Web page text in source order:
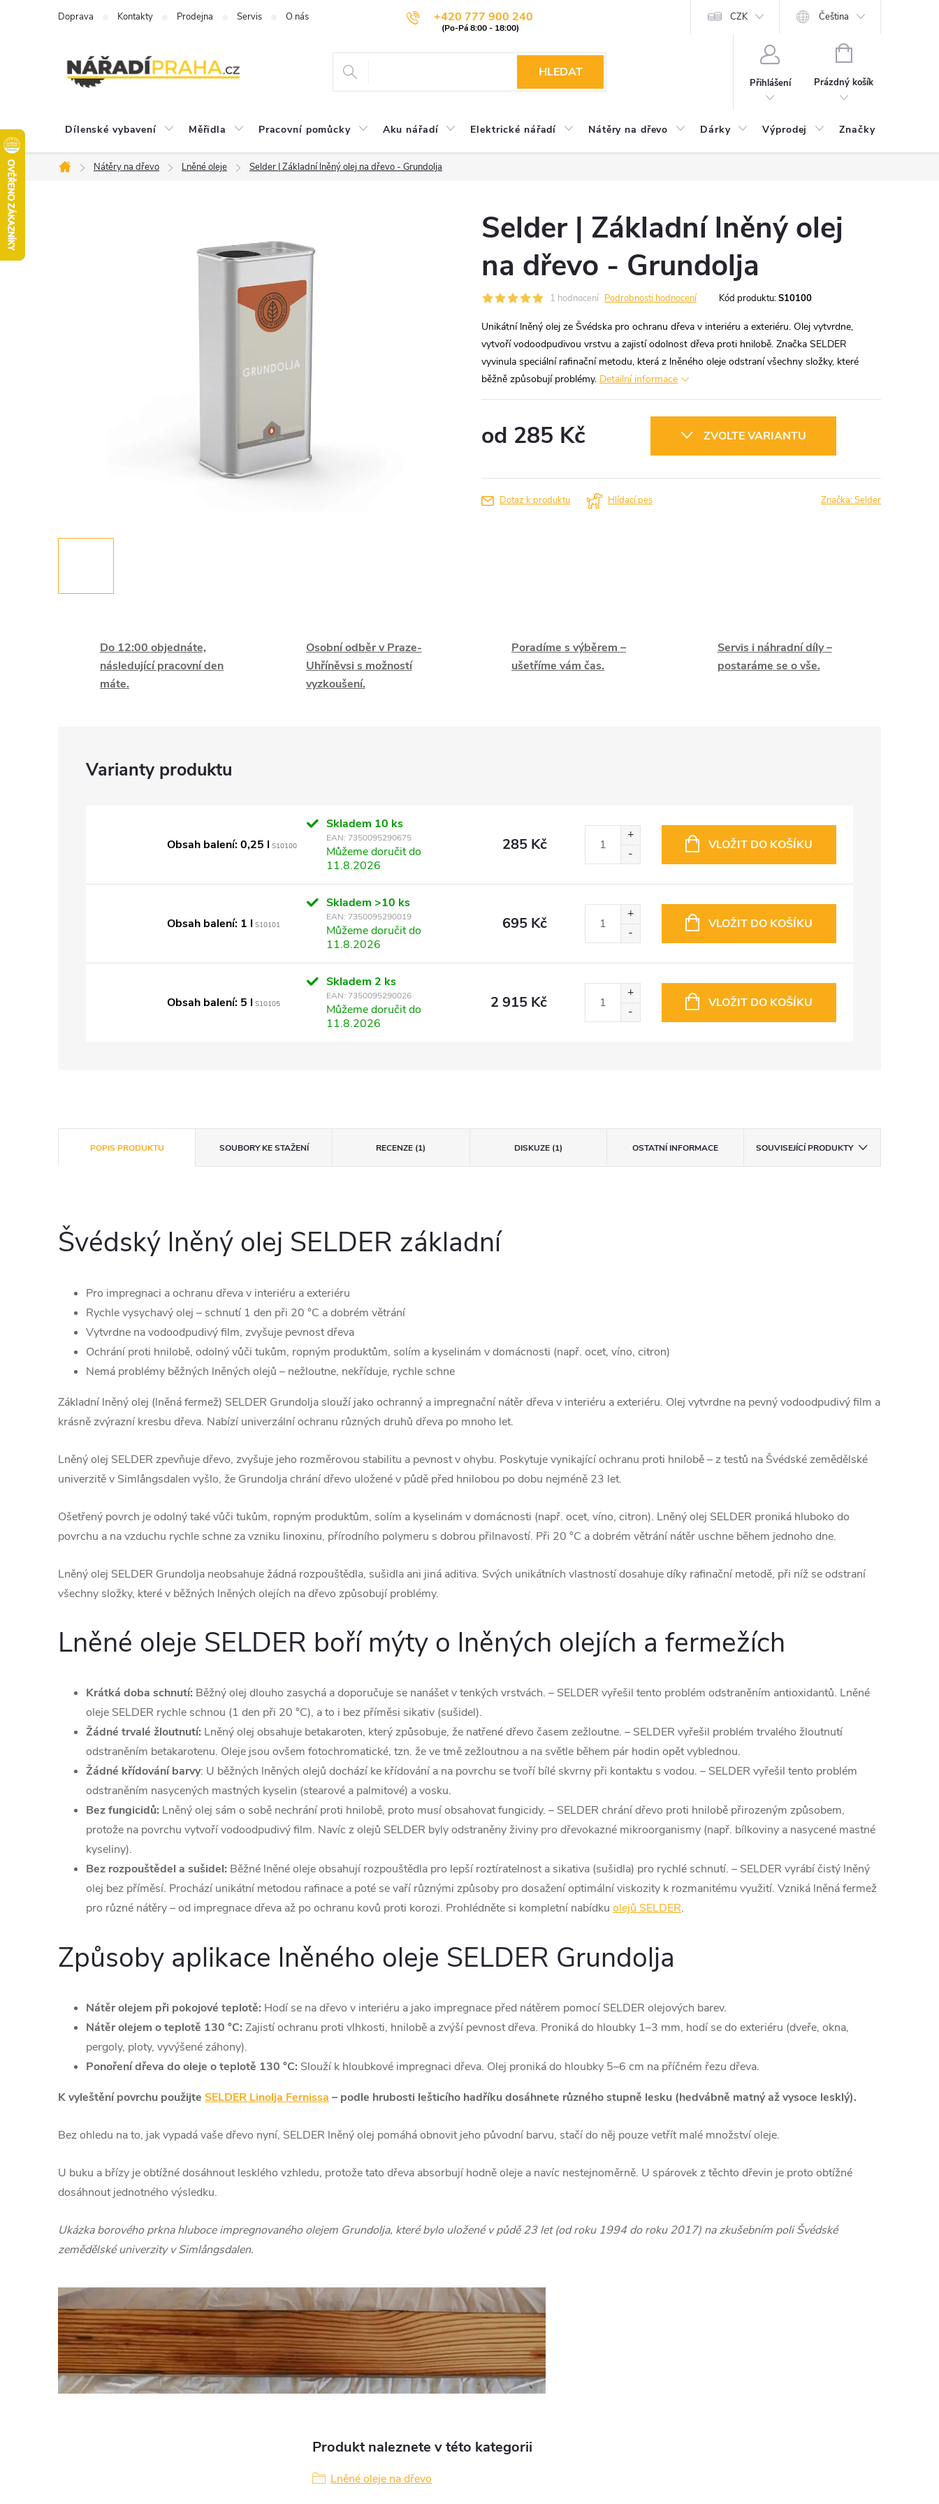
+420 777 900 240
Doprava Kontakty Prodejna Servis O nás CZK Čeština
HLEDAT
Přihlášení
NÁKUPNÍ
Prázdný košík
Dílenské vybavení Měřidla Pracovní pomůcky Aku nářadí Elektrické nářadí Nátěry na dřevo Dárky Výprodej Značky
Domů
Nátěry na dřevo Lněné oleje Selder | Základní lněný olej na dřevo - Grundolja
Selder | Základní lněný olej
na dřevo - Grundolja
1 hodnocení Podrobnosti hodnocení Kód produktu:S10100
Unikátní lněný olej ze Švédska pro ochranu dřeva v interiéru a exteriéru. Olej vytvrdne,
vytvoří vodoodpudivou vrstvu a zajistí odolnost dřeva proti hnilobě. Značka SELDER
vyvinula speciální rafinační metodu, která z lněného oleje odstraní všechny složky, které
běžně způsobují problémy. Detailní informace
od 285 Kč ZVOLTE VARIANTU
Dotaz k produktu Hlídací pes Značka:Selder
Do 12:00 objednáte,
následující pracovní den
máte.
Osobní odběr v Praze-
Uhříněvsi s možností
vyzkoušení.
Poradíme s výběrem –
ušetříme vám čas.
Servis i náhradní díly –
postaráme se o vše.
Obsah balení: 0,25 l S10100
Skladem 10 ks
EAN: 7350095290675
Můžeme doručit do
11.8.2026
285 Kč VLOŽIT DO KOŠÍKU
Obsah balení: 1 l S10101
Skladem>10 ks
EAN: 7350095290019
Můžeme doručit do
11.8.2026
695 Kč VLOŽIT DO KOŠÍKU
Obsah balení: 5 l S10105
Skladem 2 ks
EAN: 7350095290026
Můžeme doručit do
11.8.2026
2 915 Kč VLOŽIT DO KOŠÍKU
POPIS PRODUKTU SOUBORY KE STAŽENÍ RECENZE (1) DISKUZE (1) OSTATNÍ INFORMACE SOUVISEJÍCÍ PRODUKTY
Švédský lněný olej SELDER základní
Pro impregnaci a ochranu dřeva v interiéru a exteriéru
Rychle vysychavý olej –⁠ schnutí⁠ 1 den při 20 °C a dobrém větrání
Vytvrdne na vodoodpudivý film, zvyšuje pevnost dřeva
Ochrání proti hnilobě, odolný vůči tukům, ropným produktům, solím a kyselinám v domácnosti (např. ocet, víno, citron)
Nemá problémy běžných lněných olejů –⁠ nežloutne, nekříduje, rychle schne
Základní lněný olej (lněná fermež) SELDER Grundolja slouží jako ochranný a impregnační nátěr dřeva v interiéru a exteriéru. Olej vytvrdne na pevný vodoodpudivý film a
krásně zvýrazní kresbu dřeva. Nabízí univerzální ochranu různých druhů dřeva po mnoho let.
Lněný olej SELDER zpevňuje dřevo, zvyšuje jeho rozměrovou stabilitu a pevnost v ohybu. Poskytuje vynikající ochranu proti hnilobě –⁠ z testů na Švédské zemědělské
univerzitě v Simlångsdalen vyšlo, že Grundolja chrání dřevo uložené v půdě před hnilobou po dobu nejméně 23 let.
Ošetřený povrch je odolný také vůči tukům, ropným produktům, solím a kyselinám v domácnosti (např. ocet, víno, citron). Lněný olej SELDER proniká hluboko do
povrchu a na vzduchu rychle schne za vzniku linoxinu, přírodního polymeru s dobrou přilnavostí. Při 20 °C a dobrém větrání nátěr uschne během jednoho dne.
Lněný olej SELDER Grundolja neobsahuje žádná rozpouštědla, sušidla ani jiná aditiva. Svých unikátních vlastností dosahuje díky rafinační metodě, při níž se odstraní
všechny složky, které v běžných lněných olejích na dřevo způsobují problémy.
Lněné oleje SELDER boří mýty o lněných olejích a fermežích
Krátká doba schnutí: Běžný olej dlouho zasychá a doporučuje se nanášet v tenkých vrstvách. – SELDER vyřešil tento problém odstraněním antioxidantů. Lněné
oleje SELDER rychle schnou (1 den při 20 °C), a to i bez příměsi sikativ (sušidel).
Žádné trvalé žloutnutí: Lněný olej obsahuje betakaroten, který způsobuje, že natřené dřevo časem zežloutne. –⁠ SELDER vyřešil problém trvalého žloutnutí
odstraněním betakarotenu. Oleje jsou ovšem fotochromatické, tzn. že ve tmě zežloutnou a na světle během pár hodin opět vyblednou.
Žádné křídování barvy: U běžných lněných olejů dochází ke křídování a na povrchu se tvoří bílé skvrny při kontaktu s vodou. –⁠ SELDER vyřešil tento problém
odstraněním nasycených mastných kyselin (stearové a palmitové) a vosku.
Bez fungicidů: Lněný olej sám o sobě nechrání proti hnilobě, proto musí obsahovat fungicidy. –⁠ SELDER chrání dřevo proti hnilobě přirozeným způsobem,
protože na povrchu vytvoří vodoodpudivý film. Navíc z olejů SELDER byly odstraněny živiny pro dřevokazné mikroorganismy (např. bílkoviny a nasycené mastné
kyseliny).
Bez rozpouštědel a sušidel: Běžné lněné oleje obsahují rozpouštědla pro lepší roztíratelnost a sikativa (sušidla) pro rychlé schnutí. –⁠ SELDER vyrábí čistý lněný
olej bez příměsí. Prochází unikátní metodou rafinace a poté se vaří různými způsoby pro dosažení optimální viskozity k rozmanitému využití. Vzniká lněná fermež
pro různé nátěry –⁠ od impregnace dřeva až po ochranu kovů proti korozi. Prohlédněte si kompletní nabídku olejů SELDER.
Způsoby aplikace lněného oleje SELDER Grundolja
Nátěr olejem při pokojové teplotě: Hodí se na dřevo v interiéru a jako impregnace před nátěrem pomocí SELDER olejových barev.
Nátěr olejem o teplotě 130 °C: Zajistí ochranu proti vlhkosti, hnilobě a zvýší pevnost dřeva. Proniká do hloubky 1–⁠3 mm, hodí se do exteriéru (dveře, okna,
pergoly, ploty, vyvýšené záhony).
Ponoření dřeva do oleje o teplotě 130 °C: Slouží k hloubkové impregnaci dřeva. Olej proniká do hloubky 5–⁠6 cm na příčném řezu dřeva.
K vyleštění povrchu použijte SELDER Linolja Fernissa –⁠ podle hrubosti lešticího hadříku dosáhnete různého stupně lesku (hedvábně matný až vysoce lesklý).
Bez ohledu na to, jak vypadá vaše dřevo nyní, SELDER lněný olej pomáhá obnovit jeho původní barvu, stačí do něj pouze vetřít malé množství oleje.
U buku a břízy je obtížné dosáhnout lesklého vzhledu, protože tato dřeva absorbují hodně oleje a navíc nestejnoměrně. U spárovek z těchto dřevin je proto obtížné
dosáhnout jednotného výsledku.
Ukázka borového prkna hluboce impregnovaného olejem Grundolja, které bylo uložené v půdě 23 let (od roku 1994 do roku 2017) na zkušebním poli Švédské
zemědělské univerzity v Simlångsdalen.
Produkt naleznete v této kategorii
Lněné oleje na dřevo